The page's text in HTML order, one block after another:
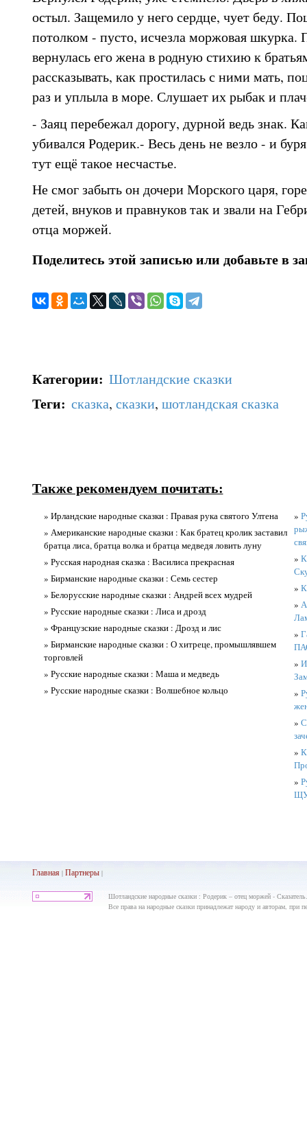
остыл. Защемило у него сердце, чует беду.
потолком - пусто, исчезла моржовая шкурка.
вернулась его жена в родную стихию к
рассказывать, как простилась с ними мать,
раз и уплыла в море. Слушает их рыбак и
- Заяц перебежал дорогу, дурной ведь знак.
убивался Родерик.- Весь день не везло - и
тут ещё такое несчастье.
Не смог забыть он дочери Морского царя,
детей, внуков и правнуков так и звали на
отца моржей.
Поделитесь этой записью или добавьте в
Категории: Шотландские сказки
Теги: сказка, сказки, шотландская сказка
Также рекомендуем почитать:
» Ирландские народные сказки : Правая рука святого Ултена
» Американские народные сказки : Как братец кролик заставил
братца лиса, братца волка и братца медведя ловить луну
» Русская народная сказка : Василиса прекрасная
» Бирманские народные сказки : Семь сестер
» Белорусские народные сказки : Андрей всех мудрей
» Русские народные сказки : Лиса и дрозд
» Французские народные сказки : Дрозд и лис
» Бирманские народные сказки : О хитреце, промышлявшем
торговлей
» Русские народные сказки : Маша и медведь
» Русские народные сказки : Волшебное кольцо
»
»
»
»
»
»
»
»
»
»
Главная| Партнеры|
Шотландские народные сказки : Родерик – отец моржей -
Все права на народные сказки принадлежат народу и авторам, при